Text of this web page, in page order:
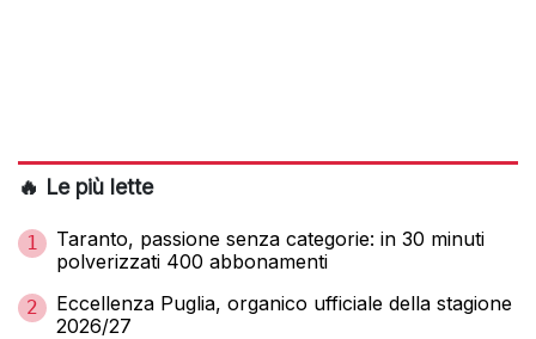
🔥 Le più lette
1
Taranto, passione senza categorie: in 30 minuti
polverizzati 400 abbonamenti
2
Eccellenza Puglia, organico ufficiale della stagione
2026/27